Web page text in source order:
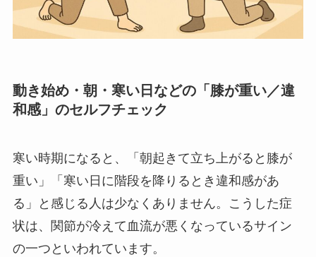
動き始め・朝・寒い日などの「膝が重い／違
和感」のセルフチェック
寒い時期になると、「朝起きて立ち上がると膝が
重い」「寒い日に階段を降りるとき違和感があ
る」と感じる人は少なくありません。こうした症
状は、関節が冷えて血流が悪くなっているサイン
の一つといわれています。